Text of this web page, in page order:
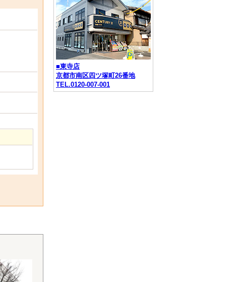
■東寺店
京都市南区四ツ塚町26番地
TEL.0120-007-001